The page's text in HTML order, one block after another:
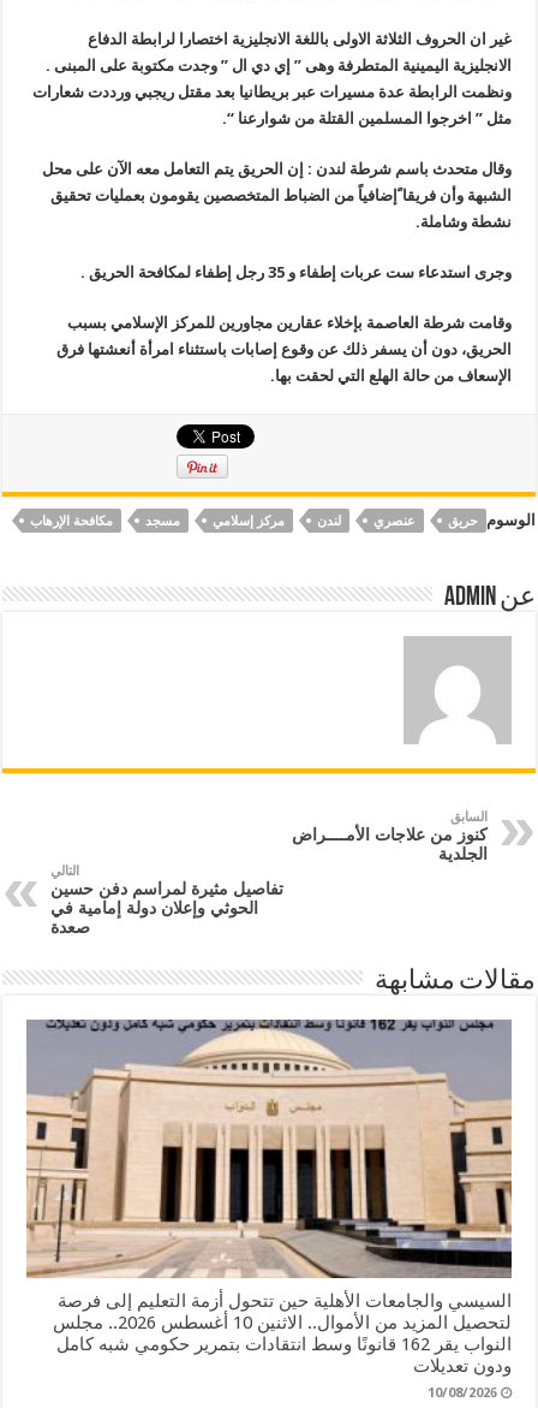
غير ان الحروف الثلاثة الاولى باللغة الانجليزية اختصارا لرابطة الدفاع
الانجليزية اليمينية المتطرفة وهى ” إي دي ال ” وجدت مكتوبة على المبنى .
ونظمت الرابطة عدة مسيرات عبر بريطانيا بعد مقتل ريجبي ورددت شعارات
مثل ” اخرجوا المسلمين القتلة من شوارعنا “.
وقال متحدث باسم شرطة لندن : إن الحريق يتم التعامل معه الآن على محل
الشبهة وأن فريقا ًإضافياً من الضباط المتخصصين يقومون بعمليات تحقيق
نشطة وشاملة.
وجرى استدعاء ست عربات إطفاء و 35 رجل إطفاء لمكافحة الحريق .
وقامت شرطة العاصمة بإخلاء عقارين مجاورين للمركز الإسلامي بسبب
الحريق، دون أن يسفر ذلك عن وقوع إصابات باستثناء امرأة أنعشتها فرق
الإسعاف من حالة الهلع التي لحقت بها.
الوسوم حريق عنصري لندن مركز إسلامي مسجد مكافحة الإرهاب
عن Admin
السابق
كنوز من علاجات الأمــــراض
الجلدية
التالي
تفاصيل مثيرة لمراسم دفن حسين
الحوثي وإعلان دولة إمامية في
صعدة
مقالات مشابهة
السيسي والجامعات الأهلية حين تتحول أزمة التعليم إلى فرصة
لتحصيل المزيد من الأموال.. الاثنين 10 أغسطس 2026.. مجلس
النواب يقر 162 قانونًا وسط انتقادات بتمرير حكومي شبه كامل
ودون تعديلات
10/08/2026